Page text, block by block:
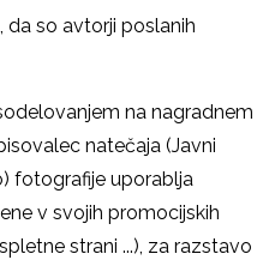
da so avtorji poslanih
na nagradnem
natečaja (Javni
fotografije uporablja
v svojih promocijskih
strani ...), za razstavo